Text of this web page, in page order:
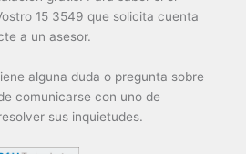
15 3549 que solicita cuenta
a un asesor.
alguna duda o pregunta sobre
comunicarse con uno de
sus inquietudes.